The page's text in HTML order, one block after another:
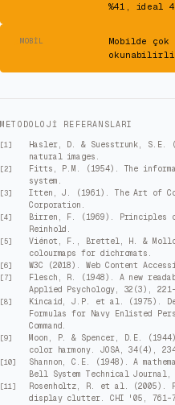
%41, ideal
MOBIL
Mobilde
METODOLOJI REFERANSLARI
[1]
Hasler, D. & Suesstrunk, S.E.
natural images.
[2]
Fitts, P.M. (1954). The
system.
[3]
Itten, J. (1961). The Art of
Corporation.
[4]
Birren, F. (1969). Principles
Reinhold.
[5]
Viénot, F., Brettel, H. &
colourmaps for dichromats.
[6] W3C (2018). Web Content
[7]
Flesch, R. (1948). A new
Applied Psychology, 32(3),
[8]
Kincaid, J.P. et al. (1975).
Formulas for Navy Enlisted
Command.
[9]
Moon, P. & Spencer, D.E.
color harmony. JOSA, 34(4),
[10]
Shannon, C.E. (1948). A
Bell System Technical Journal,
[11]
Rosenholtz, R. et al. (2005).
display clutter. CHI '05,